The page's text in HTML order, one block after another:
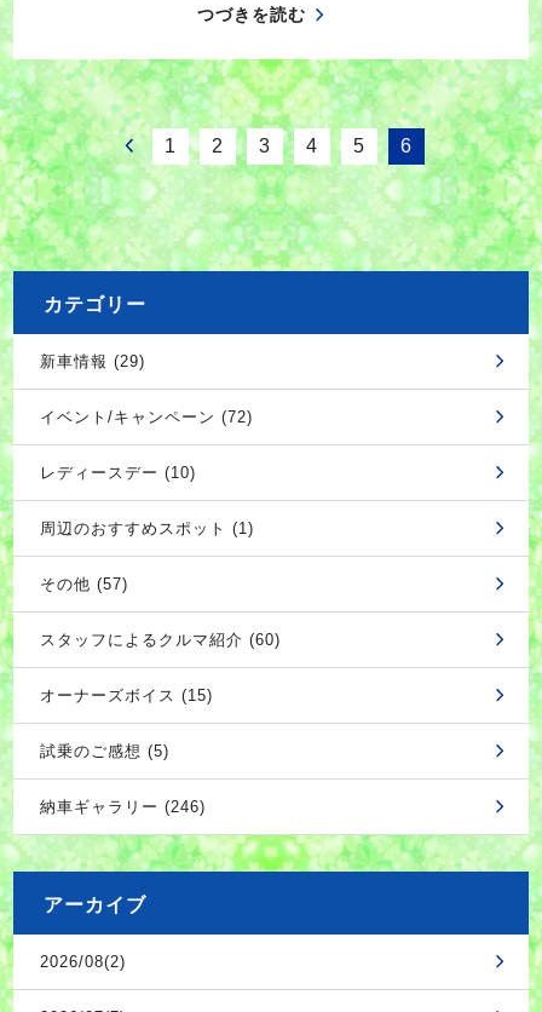
つづきを読む
1 2 3 4 5 6
カテゴリー
新車情報 (29)
イベント/キャンペーン (72)
レディースデー (10)
周辺のおすすめスポット (1)
その他 (57)
スタッフによるクルマ紹介 (60)
オーナーズボイス (15)
試乗のご感想 (5)
納車ギャラリー (246)
アーカイブ
2026/08(2)